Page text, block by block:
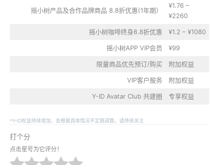
摇小树产品及合作品牌商品 8.8折优惠(1年期）
¥1.76 –
¥2260
摇小树咖啡终身8.8折优惠 ¥1.2 – ¥1080
摇小树APP VIP会员 ¥99
限量商品优先预订/购买 附加权益
VIP客户服务 附加权益
Y-ID Avatar Club 共建圈 专享权益
*Y-ID权益持续增加，会根据具体情况不定期调整。请持续关注
打个分
点击星号为它评分！